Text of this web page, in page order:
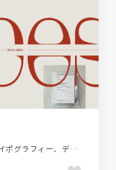
LP・特集ページ、エレガント、シンプル、タイポグラフィー、デザイン・アート・音楽・文芸、ベージュ・ゴールド系